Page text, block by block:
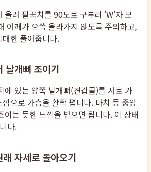
올려 팔꿈치를 90도로 구부려 'W'자 모
어깨가 으쓱 올라가지 않도록 주의하고,
한 풀어줍니다.
날개뼈 조이기
에 있는 양쪽 날개뼈(견갑골)를 서로 가
으로 가슴을 활짝 폅니다. 마치 등 중앙
이는 듯한 느낌을 받으면 됩니다. 이 상태
다.
자세로 돌아오기